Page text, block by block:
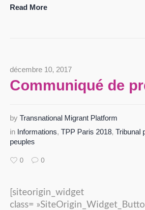
Read More
décembre 10, 2017
Communiqué de
by Transnational Migrant Platform
in Informations, TPP Paris 2018, Tribunal
peuples
0 0
[siteorigin_widget
class=